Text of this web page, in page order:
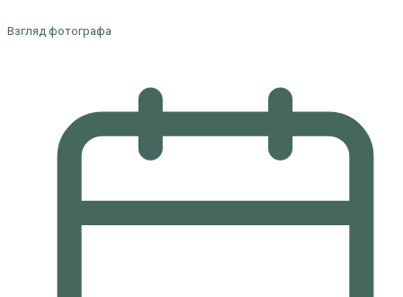
Взгляд фотографа